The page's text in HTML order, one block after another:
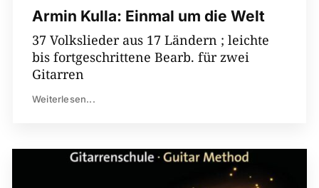
Armin Kulla: Einmal um die Welt
37 Volkslieder aus 17 Ländern ; leichte
bis fortgeschrittene Bearb. für zwei
Gitarren
Weiterlesen...